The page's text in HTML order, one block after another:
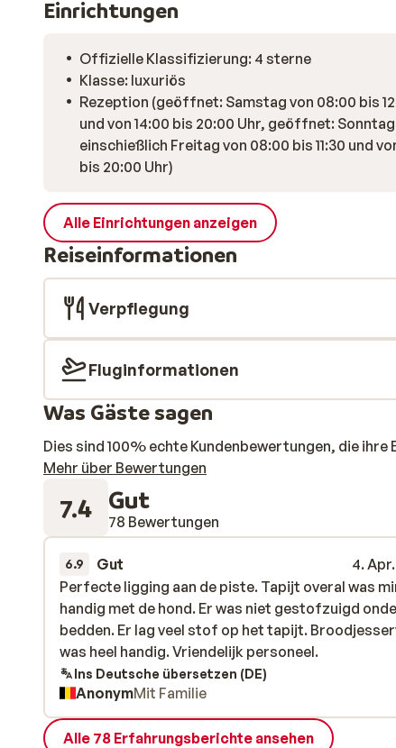
Einrichtungen
Offizielle Klassifizierung: 4 sterne
Klasse: luxuriös
Rezeption (geöffnet: Samstag von 08:00 bis
und von 14:00 bis 20:00 Uhr, geöffnet:
einschießlich Freitag von 08:00 bis 11:30 und
bis 20:00 Uhr)
Alle Einrichtungen anzeigen
Reiseinformationen
Verpflegung
Fluginformationen
Was Gäste sagen
Dies sind 100% echte Kundenbewertungen, die
Mehr über Bewertungen
7.4 Gut
78 Bewertungen
6.9 Gut
4.
Perfecte ligging aan de piste. Tapijt overal was
handig met de hond. Er was niet gestofzuigd
bedden. Er lag veel stof op het tapijt.
was heel handig. Vriendelijk personeel.
Perfecte ligging aan de piste. Tapijt overal was
handig met de hond. Er was niet gestofzuigd
bedden. Er lag veel stof op het tapijt.
was heel handig. Vriendelijk personeel.
Ins Deutsche übersetzen (DE)
AnonymMit Familie
Alle 78 Erfahrungsberichte ansehen